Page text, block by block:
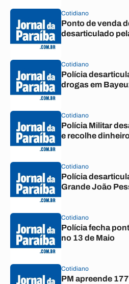
Cotidiano
Ponto de venda
desarticulado
Cotidiano
Polícia
drogas em
Cotidiano
Polícia Militar
e recolhe
Cotidiano
Polícia
Grande João
Cotidiano
Polícia fecha
no 13 de Maio
Cotidiano
PM apreende